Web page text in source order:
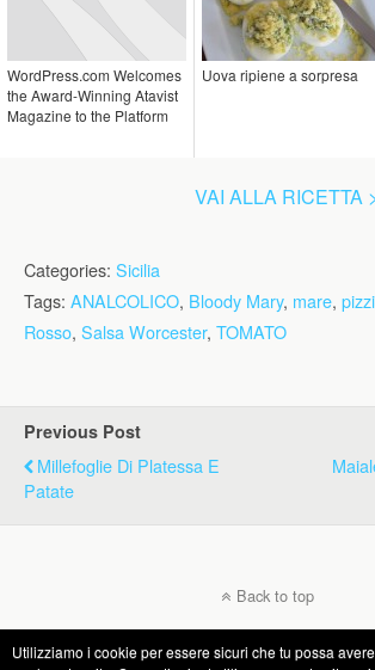
WordPress.com Welcomes
the Award-Winning Atavist
Magazine to the Platform
Uova ripiene a sorpresa
VAI ALLA RICETTA
Categories: Sicilia
Tags: ANALCOLICO, Bloody Mary, mare,
Rosso, Salsa Worcester, TOMATO
Previous Post
Millefoglie Di Platessa E
Patate
Back to top
Mobile
Utilizziamo i cookie per essere sicuri che tu possa